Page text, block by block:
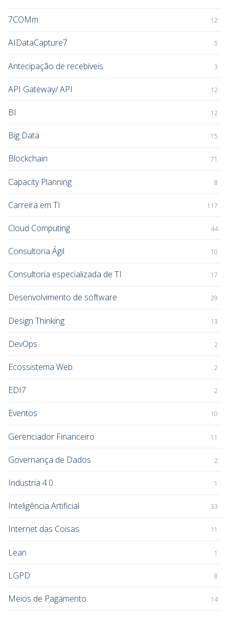
7COMm 12
AIDataCapture7 5
Antecipação de recebíveis 3
API Gateway/ API 12
BI 12
Big Data 15
Blockchain 71
Capacity Planning 8
Carreira em TI 117
Cloud Computing 44
Consultoria Ágil 10
Consultoria especializada de TI 17
Desenvolvimento de software 29
Design Thinking 13
DevOps 2
Ecossistema Web 2
EDI7 2
Eventos 10
Gerenciador Financeiro 11
Governança de Dados 2
Industria 4.0 1
Inteligência Artificial 33
Internet das Coisas 11
Lean 1
LGPD 8
Meios de Pagamento 14